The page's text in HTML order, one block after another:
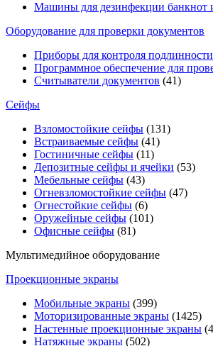
Машины для дезинфекции банкнот
Оборудование для проверки документов
Приборы для контроля
Программное обеспечение для
Считыватели документов (41)
Сейфы
Взломостойкие сейфы (131)
Встраиваемые сейфы (41)
Гостиничные сейфы (11)
Депозитные сейфы и ячейки (53)
Мебельные сейфы (43)
Огневзломостойкие сейфы (47)
Огнестойкие сейфы (6)
Оружейные сейфы (101)
Офисные сейфы (81)
Мультимедийное оборудование
Проекционные экраны
Мобильные экраны (399)
Моторизированные экраны (1425)
Настенные проекционные экраны
Натяжные экраны (502)